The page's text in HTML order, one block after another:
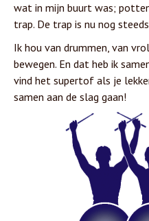
wat in mijn buurt was;
trap. De trap is nu nog
Ik hou van drummen, van
bewegen. En dat heb ik
vind het supertof als je
samen aan de slag gaan!